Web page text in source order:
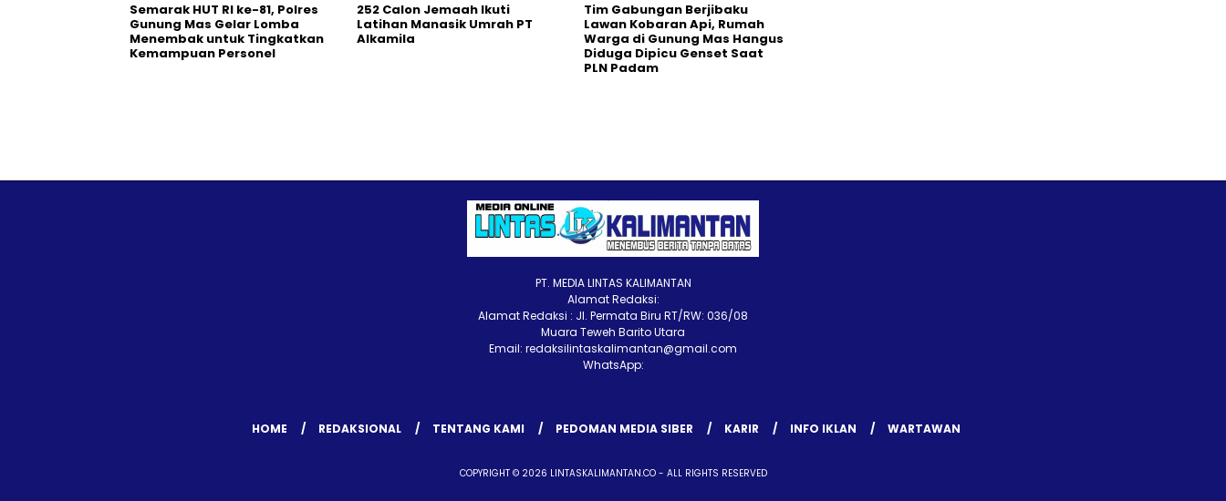
Semarak HUT RI ke-81, Polres
Gunung Mas Gelar Lomba
Menembak untuk Tingkatkan
Kemampuan Personel
252 Calon Jemaah Ikuti
Latihan Manasik Umrah PT
Alkamila
Tim Gabungan Berjibaku
Lawan Kobaran Api, Rumah
Warga di Gunung Mas Hangus
Diduga Dipicu Genset Saat
PLN Padam
PT. MEDIA LINTAS KALIMANTAN
Alamat Redaksi:
Alamat Redaksi : Jl. Permata Biru RT/RW: 036/08
Muara Teweh Barito Utara
Email: redaksilintaskalimantan@gmail.com
WhatsApp:
HOME REDAKSIONAL TENTANG KAMI PEDOMAN MEDIA SIBER KARIR INFO IKLAN WARTAWAN
COPYRIGHT © 2026 LINTASKALIMANTAN.CO - ALL RIGHTS RESERVED